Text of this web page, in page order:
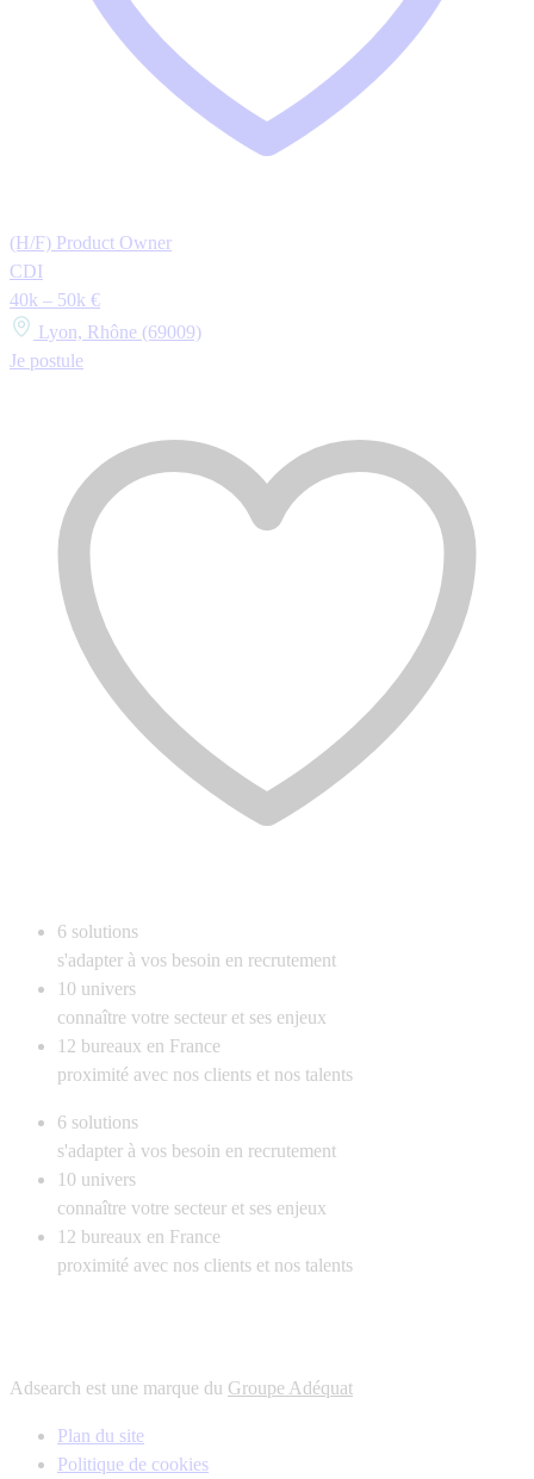
(H/F) Product Owner
CDI
40k – 50k €
Lyon, Rhône (69009)
Je postule
6 solutions
s'adapter à vos besoin en recrutement
10 univers
connaître votre secteur et ses enjeux
12 bureaux en France
proximité avec nos clients et nos talents
6 solutions
s'adapter à vos besoin en recrutement
10 univers
connaître votre secteur et ses enjeux
12 bureaux en France
proximité avec nos clients et nos talents
Adsearch est une marque du Groupe Adéquat
Plan du site
Politique de cookies